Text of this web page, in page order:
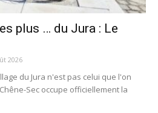
plus … du Jura : Le
2026
du Jura n'est pas celui que l'on
Sec occupe officiellement la